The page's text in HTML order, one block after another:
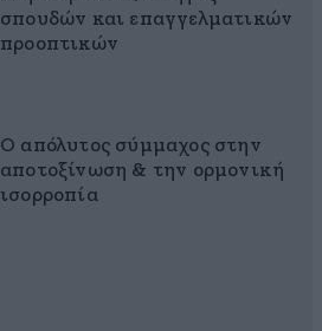
σπουδών και επαγγελματικών
προοπτικών
Ο απόλυτος σύμμαχος στην
αποτοξίνωση & την ορμονική
ισορροπία